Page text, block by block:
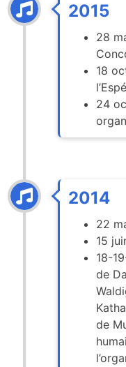
2015
28
18
24
2014
22
15
18-
de
de